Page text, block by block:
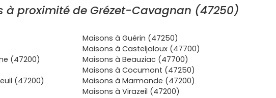
à proximité de Grézet-Cavagnan (47250)
Maisons à Guérin (47250)
Maisons à Casteljaloux (47700)
(47200)
Maisons à Beauziac (47700)
Maisons à Cocumont (47250)
(47200)
Maisons à Marmande (47200)
Maisons à Virazeil (47200)